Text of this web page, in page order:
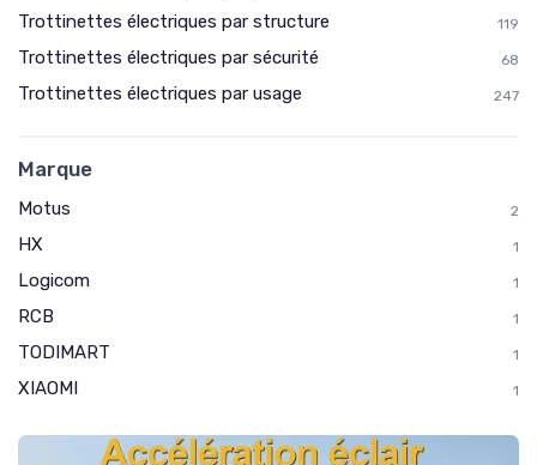
Trottinettes électriques par structure 119
Trottinettes électriques par sécurité 68
Trottinettes électriques par usage 247
Marque
Motus 2
HX 1
Logicom 1
RCB 1
TODIMART 1
XIAOMI 1